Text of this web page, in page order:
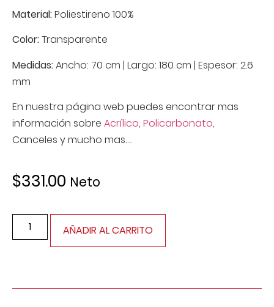
Material:Poliestireno 100%
Color:Transparente
Medidas:Ancho: 70 cm | Largo: 180 cm | Espesor: 2.6
mm
En nuestra página web puedes encontrar mas
información sobre Acrílico, Policarbonato,
Canceles y mucho mas….
$331.00 Neto
AÑADIR AL CARRITO